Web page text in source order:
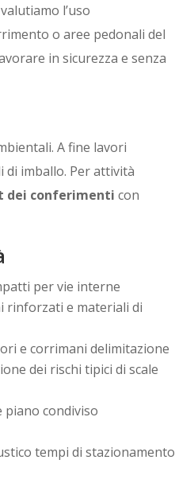
l’uso
o aree pedonali del
in sicurezza e senza
A fine lavori
di imballo. Per attività
dei conferimenti con
per vie interne
rinforzati e materiali di
e corrimani delimitazione
dei rischi tipici di scale
condiviso
tempi di stazionamento